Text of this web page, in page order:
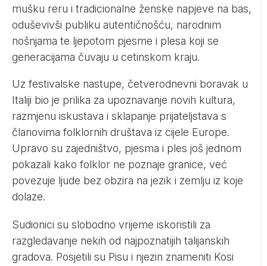
mušku reru i tradicionalne ženske napjeve na bas,
oduševivši publiku autentičnošću, narodnim
nošnjama te ljepotom pjesme i plesa koji se
generacijama čuvaju u cetinskom kraju.
Uz festivalske nastupe, četverodnevni boravak u
Italiji bio je prilika za upoznavanje novih kultura,
razmjenu iskustava i sklapanje prijateljstava s
članovima folklornih društava iz cijele Europe.
Upravo su zajedništvo, pjesma i ples još jednom
pokazali kako folklor ne poznaje granice, već
povezuje ljude bez obzira na jezik i zemlju iz koje
dolaze.
Sudionici su slobodno vrijeme iskoristili za
razgledavanje nekih od najpoznatijih talijanskih
gradova. Posjetili su Pisu i njezin znameniti Kosi